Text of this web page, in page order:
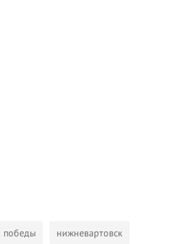
победы нижневартовск